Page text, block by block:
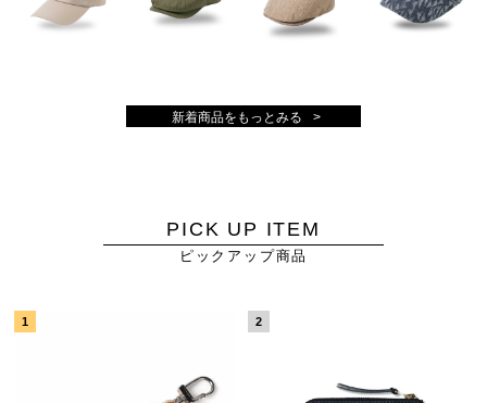
新着商品をもっとみる
PICK UP ITEM
ピックアップ商品